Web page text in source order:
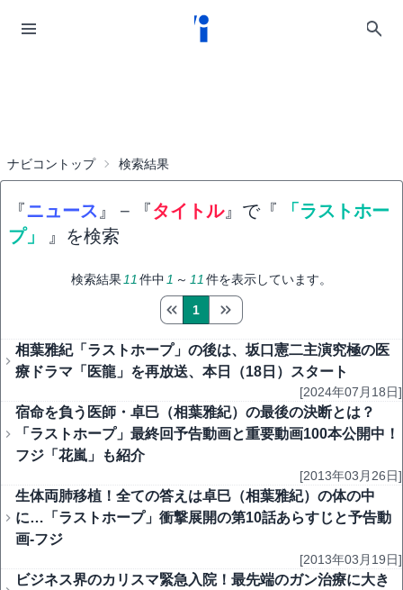
ナビコントップ 検索結果
『ニュース 』 − 『タイトル』で『
「ラストホー
プ」
』を検索
検索結果 11 件中 1 ～ 11 件を表示しています。
1
相葉雅紀「ラストホープ」の後は、坂口憲二主演究極の医
療ドラマ「医龍」を再放送、本日（18日）スタート
[2024年07月18日]
宿命を負う医師・卓巳（相葉雅紀）の最後の決断とは？
「ラストホープ」最終回予告動画と重要動画100本公開中！
フジ「花嵐」も紹介
[2013年03月26日]
生体両肺移植！全ての答えは卓巳（相葉雅紀）の体の中
に…「ラストホープ」衝撃展開の第10話あらすじと予告動
画-フジ
[2013年03月19日]
ビジネス界のカリスマ緊急入院！最先端のガン治療に大き